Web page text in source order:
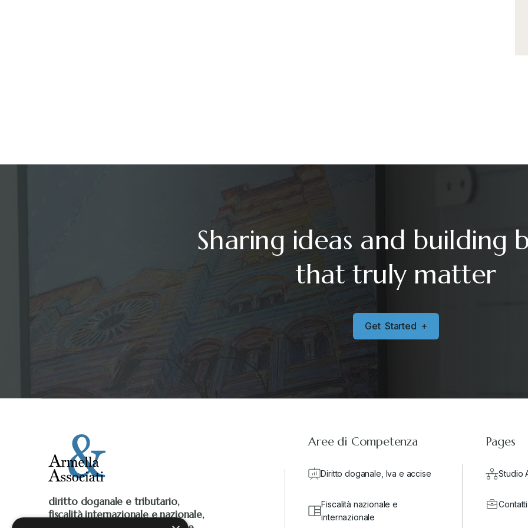
Sharing ideas and building
that truly matter
Get Started +
diritto doganale e tributario,
fiscalità internazionale e nazionale,
Aree di Competenza
Diritto doganale, Iva e accise
Fiscalità nazionale e
internazionale
Pages
Studio
Contatti